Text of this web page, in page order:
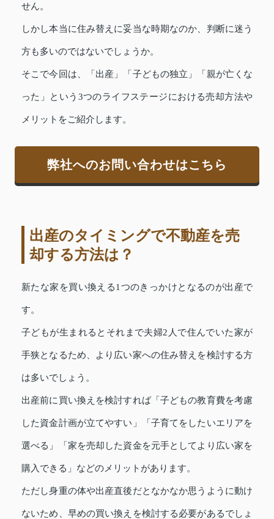
せん。
しかし本当に住み替えに妥当な時期なのか、判断に迷う
方も多いのではないでしょうか。
そこで今回は、「出産」「子どもの独立」「親が亡くな
った」という3つのライフステージにおける売却方法や
メリットをご紹介します。
弊社へのお問い合わせはこちら
出産のタイミングで不動産を売
却する方法は？
新たな家を買い換える1つのきっかけとなるのが出産で
す。
子どもが生まれるとそれまで夫婦2人で住んでいた家が
手狭となるため、より広い家への住み替えを検討する方
は多いでしょう。
出産前に買い換えを検討すれば「子どもの教育費を考慮
した資金計画が立てやすい」「子育てをしたいエリアを
選べる」「家を売却した資金を元手としてより広い家を
購入できる」などのメリットがあります。
ただし身重の体や出産直後だとなかなか思うように動け
ないため、早めの買い換えを検討する必要があるでしょ